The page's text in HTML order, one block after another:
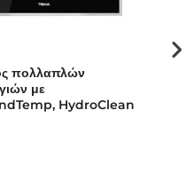
πολλαπλών
με
HydroClean